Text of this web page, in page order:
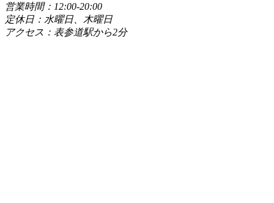
営業時間：12:00-20:00
定休日：水曜日、木曜日
アクセス：表参道駅から2分